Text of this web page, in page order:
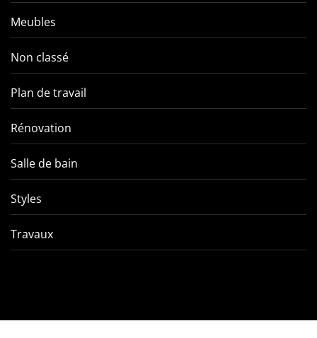
Meubles
Non classé
Plan de travail
Rénovation
Salle de bain
Styles
Travaux